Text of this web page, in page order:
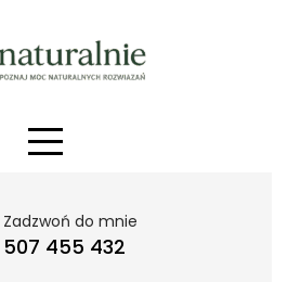
Zadzwoń do mnie
507 455 432